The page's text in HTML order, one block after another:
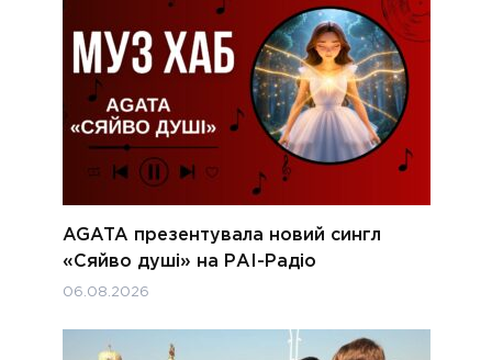
AGATA презентувала новий сингл
«Сяйво душі» на РАІ-Радіо
06.08.2026